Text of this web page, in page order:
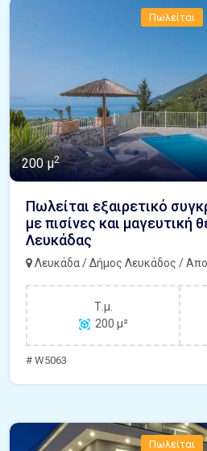
Πωλείται
200 μ2
Πωλείται εξαιρετικό
με πισίνες και μαγευτική
Λευκάδας
Λευκάδα / Δήμος Λευκάδος /
Τ.μ.
200 μ²
# W5063
Πωλείται